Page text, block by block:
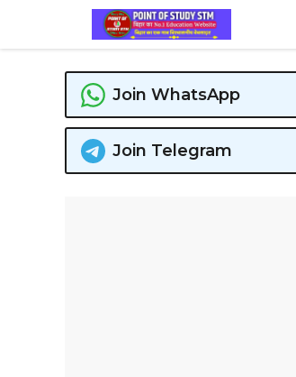
content
Join WhatsApp
Join Telegram